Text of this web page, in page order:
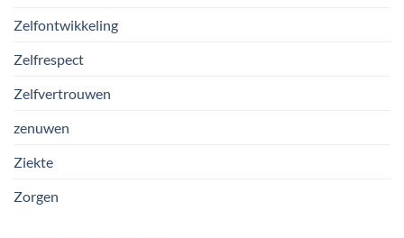
Zelfontwikkeling
Zelfrespect
Zelfvertrouwen
zenuwen
Ziekte
Zorgen